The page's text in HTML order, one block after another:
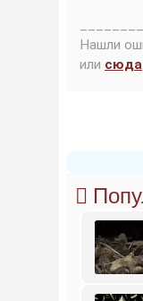
Нашли
или сюда